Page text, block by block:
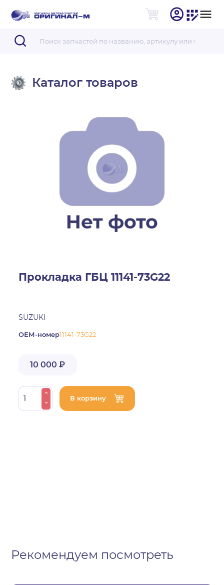
Каталог товаров
Прокладка ГБЦ 11141-73G22
SUZUKI
ОЕМ-номер11141-73G22
10 000 ₽
В корзину
Рекомендуем посмотреть